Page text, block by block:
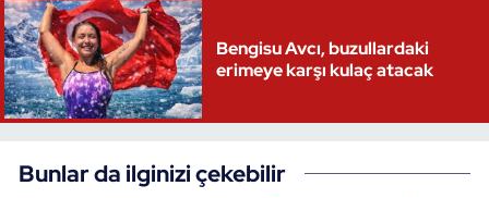
Bengisu Avcı, buzullardaki
erimeye karşı kulaç atacak
Bunlar da ilginizi çekebilir